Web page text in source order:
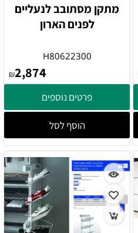
מתקן מסתובב לנעליים
לפנים הארון
H80622300
₪2,874
פרטים נוספים
הוסף לסל